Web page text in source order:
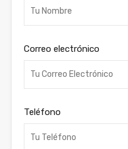
Correo electrónico
Teléfono